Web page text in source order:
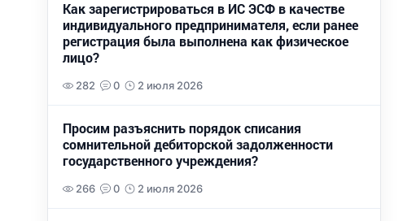
Как зарегистрироваться в ИС ЭСФ в качестве
индивидуального предпринимателя, если ранее
регистрация была выполнена как физическое
лицо?
282 0 2 июля 2026
Просим разъяснить порядок списания
сомнительной дебиторской задолженности
государственного учреждения?
266 0 2 июля 2026